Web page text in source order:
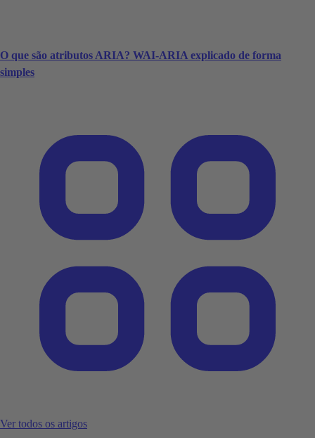
O que são atributos ARIA? WAI-ARIA explicado de forma
simples
Ver todos os artigos